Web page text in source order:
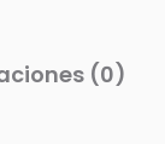
(0)